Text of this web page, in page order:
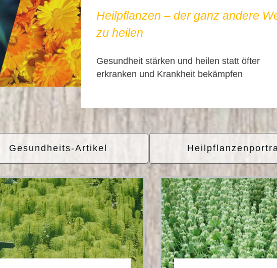
Heilpflanzen – der ganz andere
zu heilen
Gesundheit stärken und heilen statt öfter
erkranken und Krankheit bekämpfen
Gesundheits-Artikel